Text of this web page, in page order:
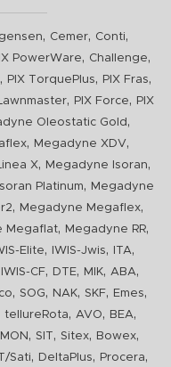
, Cemer, Conti,
PowerWare, Challenge,
, PIX TorquePlus, PIX Fras,
, PIX Force,
PIX
Oleostatic Gold ,
, Megadyne XDV,
X, Megadyne Isoran,
Platinum,
Megadyne
, Megadyne Megaflex,
Megaflat, Megadyne RR,
Elite, IWIS-Jwis, ITA,
IWIS-CF, DTE, MIK, ABA,
, SOG, NAK, SKF, Emes,
tellureRota, AVO, BEA,
, SIT, Sitex, Bowex,
Sati, DeltaPlus, Procera,